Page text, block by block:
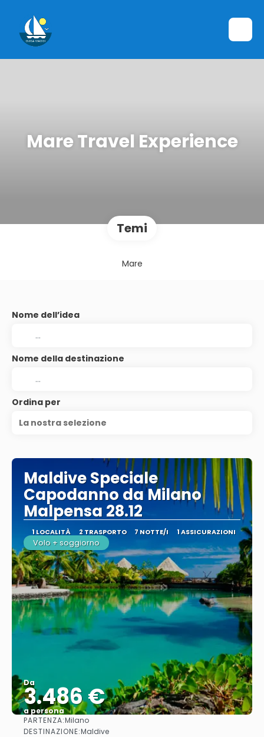
Mare Travel Experience
Temi
Mare
Nome dell’idea
Nome della destinazione
Ordina per
La nostra selezione
Maldive Speciale
Capodanno da Milano
Malpensa 28.12
1 LOCALITÀ 2 TRASPORTO 7 NOTTE/I 1 ASSICURAZIONI
Volo + soggiorno
Da
3.486 €
a persona
PARTENZA:Milano
DESTINAZIONE:Maldive